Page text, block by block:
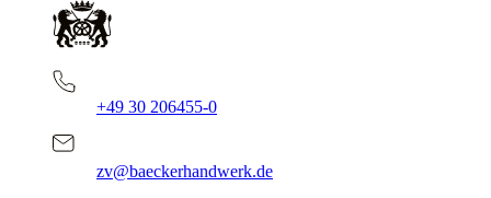
+49 30 206455-0
zv@baeckerhandwerk.de